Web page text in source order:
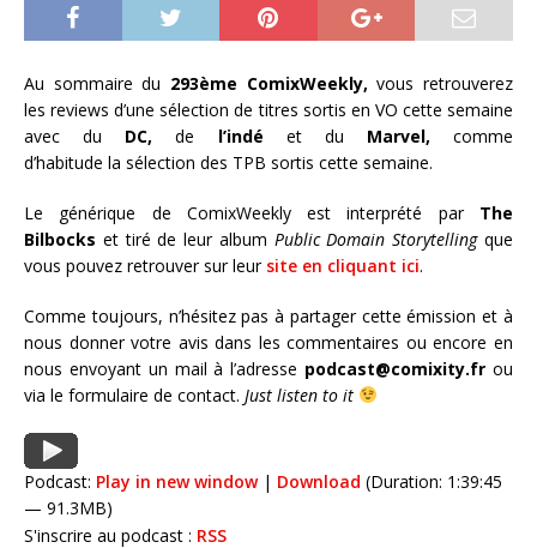
Au sommaire du 293ème ComixWeekly, vous retrouverez
les reviews d’une sélection de titres sortis en VO cette semaine
avec du DC, de l’indé et du Marvel, comme
d’habitude la sélection des TPB sortis cette semaine.
Le générique de ComixWeekly est interprété par The
Bilbocks et tiré de leur album Public Domain Storytellingque
vous pouvez retrouver sur leursite en cliquant ici.
Comme toujours, n’hésitez pas à partager cette émission et à
nous donner votre avis dans les commentaires ou encore en
nous envoyant un mail à l’adresse podcast@comixity.fr ou
via le formulaire de contact. Just listen to it
Podcast: Play in new window| Download (Duration: 1:39:45
— 91.3MB)
S'inscrire au podcast : RSS